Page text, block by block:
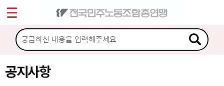
공지사항
마이페이지
소개
소식
Sketchbook5, 스케치북5